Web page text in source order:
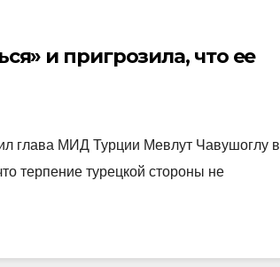
и пригрозила, что ее
глава МИД Турции Мевлут Чавушоглу в
терпение турецкой стороны не